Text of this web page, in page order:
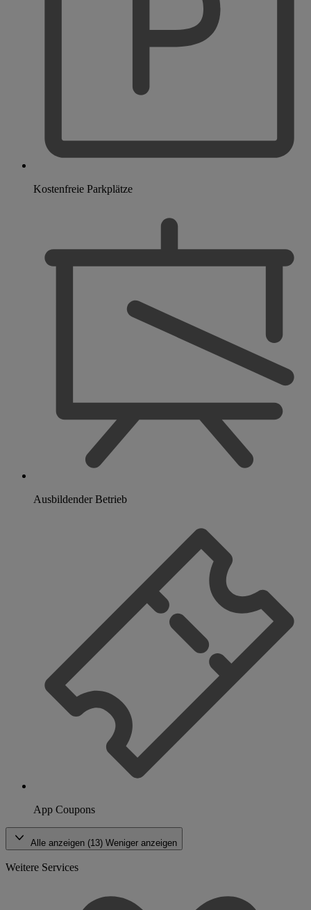
Kostenfreie Parkplätze
Ausbildender Betrieb
App Coupons
Alle anzeigen (13) Weniger anzeigen
Weitere Services